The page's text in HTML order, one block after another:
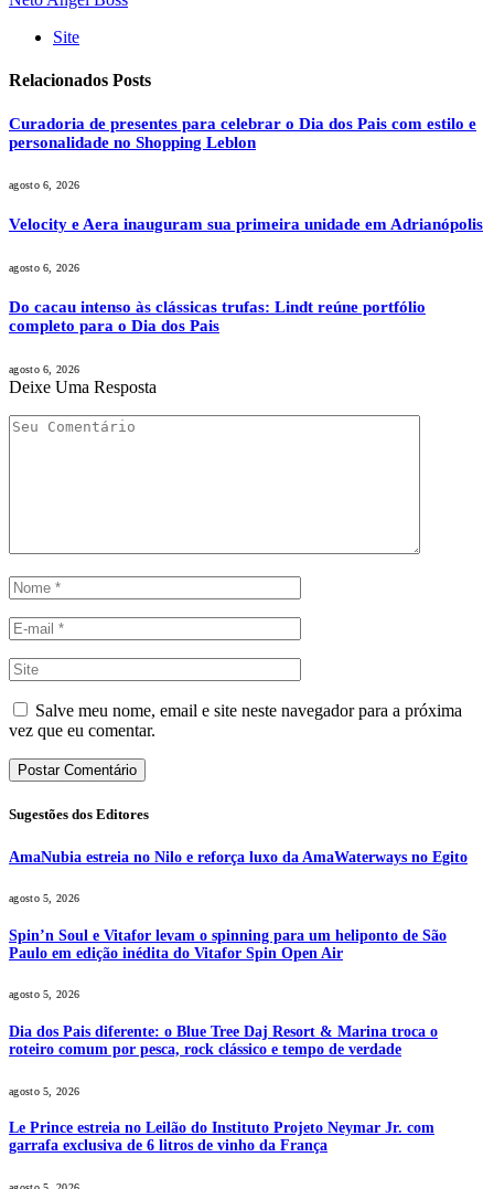
Site
Relacionados Posts
Curadoria de presentes para celebrar o Dia dos Pais com estilo e
personalidade no Shopping Leblon
agosto 6, 2026
Velocity e Aera inauguram sua primeira unidade em Adrianópolis
agosto 6, 2026
Do cacau intenso às clássicas trufas: Lindt reúne portfólio
completo para o Dia dos Pais
agosto 6, 2026
Deixe Uma Resposta
Salve meu nome, email e site neste navegador para a próxima
vez que eu comentar.
Sugestões dos Editores
AmaNubia estreia no Nilo e reforça luxo da AmaWaterways no Egito
agosto 5, 2026
Spin’n Soul e Vitafor levam o spinning para um heliponto de São
Paulo em edição inédita do Vitafor Spin Open Air
agosto 5, 2026
Dia dos Pais diferente: o Blue Tree Daj Resort & Marina troca o
roteiro comum por pesca, rock clássico e tempo de verdade
agosto 5, 2026
Le Prince estreia no Leilão do Instituto Projeto Neymar Jr. com
garrafa exclusiva de 6 litros de vinho da França